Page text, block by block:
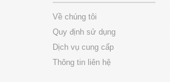
Về chúng tôi
Quy định sử dụng
Dịch vụ cung cấp
Thông tin liên hệ